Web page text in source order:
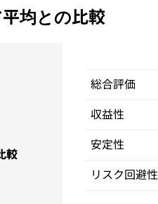
均との比較
較
総合評価
収益性
安定性
リスク回避性